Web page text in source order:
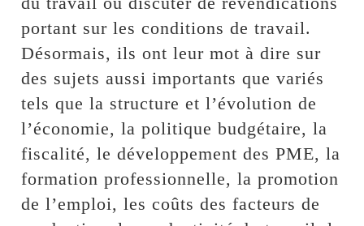
portant sur les conditions de travail.
Désormais, ils ont leur mot à dire sur
des sujets aussi importants que variés
tels que la structure et l’évolution de
l’économie, la politique budgétaire, la
fiscalité, le développement des PME, la
formation professionnelle, la promotion
de l’emploi, les coûts des facteurs de